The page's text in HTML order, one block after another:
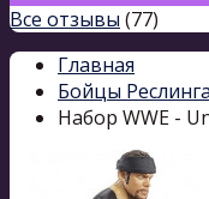
Все отзывы (77)
Главная
Бойцы
Набор WWE -